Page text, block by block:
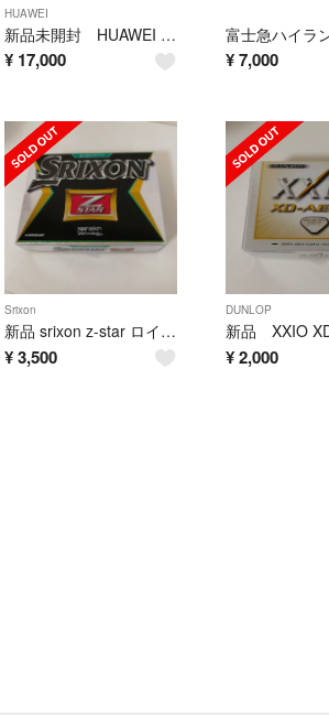
HUAWEI
新品未開封 HUAWEI watch GT2 スマートウォッチ
¥ 17,000 ¥7,000
Srixon
新品 srixon z-star ロイヤルグリーン
¥ 3,500
DUNLOP
¥2,000